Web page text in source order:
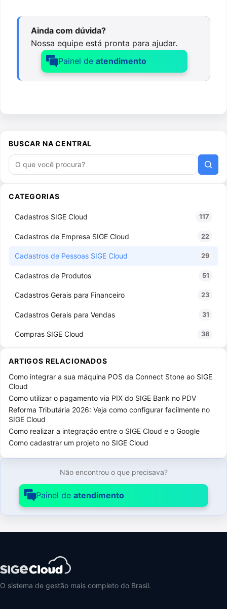
Ainda com dúvida?
Nossa equipe está pronta para ajudar.
Painel de atendimento
BUSCAR NA CENTRAL
Buscar artigos
CATEGORIAS
Cadastros SIGE Cloud 117
Cadastros de Empresa SIGE Cloud 22
Cadastros de Pessoas SIGE Cloud 29
Cadastros de Produtos 51
Cadastros Gerais para Financeiro 23
Cadastros Gerais para Vendas 31
Compras SIGE Cloud 38
Configurações de NF-e / NFS-e 9
Licenças 13
Outras Configurações
Contratações adicionais
Contrato SIGE Cloud 6
CRM SIGE Cloud 26
Estoque SIGE Cloud
Cadastros Gerais para Produtos
Movimentações de Estoque
ARTIGOS RELACIONADOS
Como integrar a sua máquina POS da Connect Stone ao SIGE
Cloud
Como utilizar o pagamento via PIX do SIGE Bank no PDV
Reforma Tributária 2026: Veja como configurar facilmente no
SIGE Cloud
Como realizar a integração entre o SIGE Cloud e o Google
Como cadastrar um projeto no SIGE Cloud
Não encontrou o que precisava?
Painel de atendimento
O sistema de gestão mais completo do Brasil.